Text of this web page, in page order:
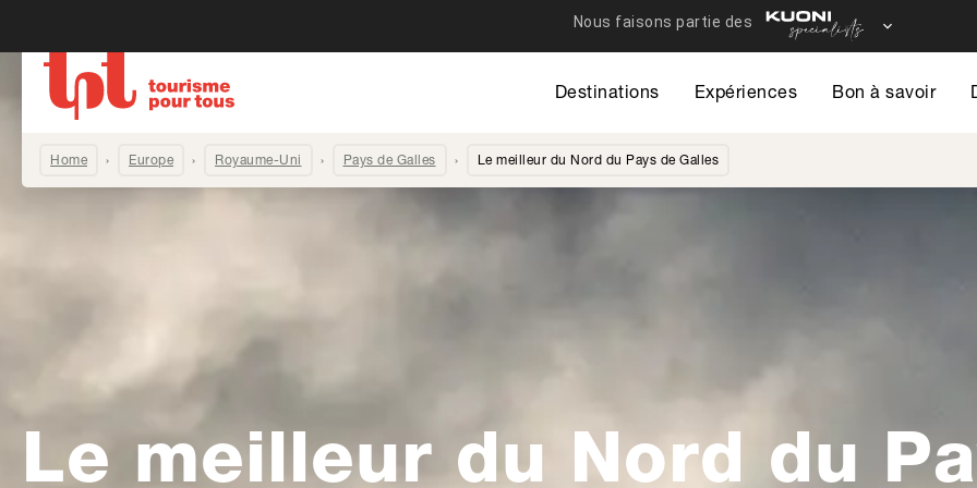
Destinations Expériences Bon à savoir
Home Europe Royaume-Uni Pays de Galles Le meilleur du Nord du Pays de Galles
Le meilleur du Nord du